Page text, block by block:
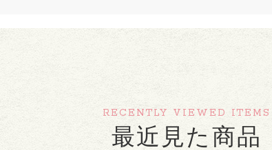
RECENTLY VIEWED ITEMS
最近見た商品